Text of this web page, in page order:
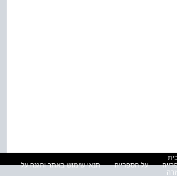
על הספרייה
תנאי שימוש באתר והגנה על